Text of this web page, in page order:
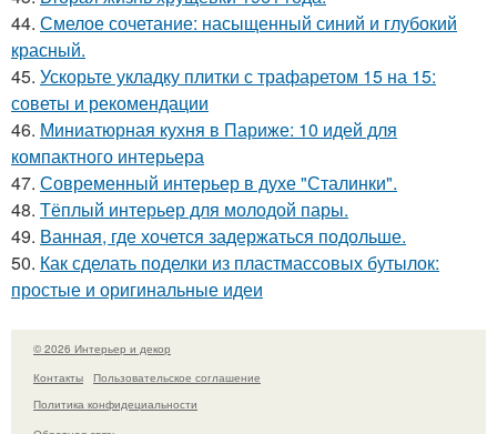
44. Смелое сочетание: насыщенный синий и глубокий
красный.
45. Ускорьте укладку плитки с трафаретом 15 на 15:
советы и рекомендации
46. Миниатюрная кухня в Париже: 10 идей для
компактного интерьера
47. Современный интерьер в духе "Сталинки".
48. Тёплый интерьер для молодой пары.
49. Ванная, где хочется задержаться подольше.
50. Как сделать поделки из пластмассовых бутылок:
простые и оригинальные идеи
© 2026 Интерьер и декор
Контакты
Пользовательское соглашение
Политика конфидециальности